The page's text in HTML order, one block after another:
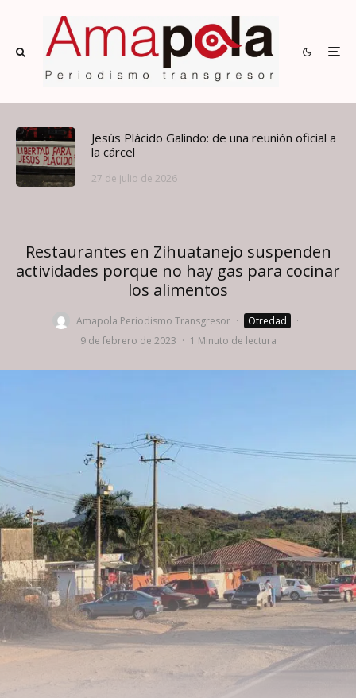
Jesús Plácido Galindo: de una reunión oficial a
la cárcel
27 de julio de 2026
Restaurantes en Zihuatanejo suspenden
actividades porque no hay gas para cocinar
los alimentos
Amapola Periodismo Transgresor · Otredad
·
9 de febrero de 2023 · 1 Minuto de lectura